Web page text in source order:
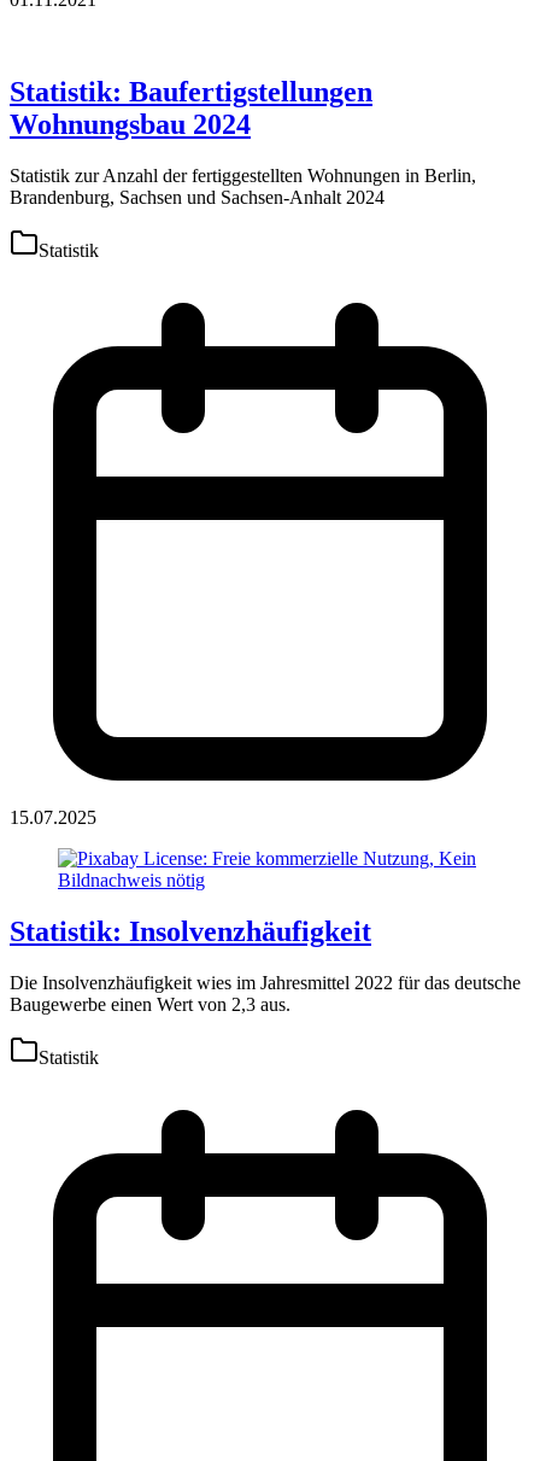
Statistik: Baufertigstellungen
Wohnungsbau 2024
Statistik zur Anzahl der fertiggestellten Wohnungen in Berlin,
Brandenburg, Sachsen und Sachsen-Anhalt 2024
Statistik
15.07.2025
Statistik: Insolvenzhäufigkeit
Die Insolvenzhäufigkeit wies im Jahresmittel 2022 für das deutsche
Baugewerbe einen Wert von 2,3 aus.
Statistik